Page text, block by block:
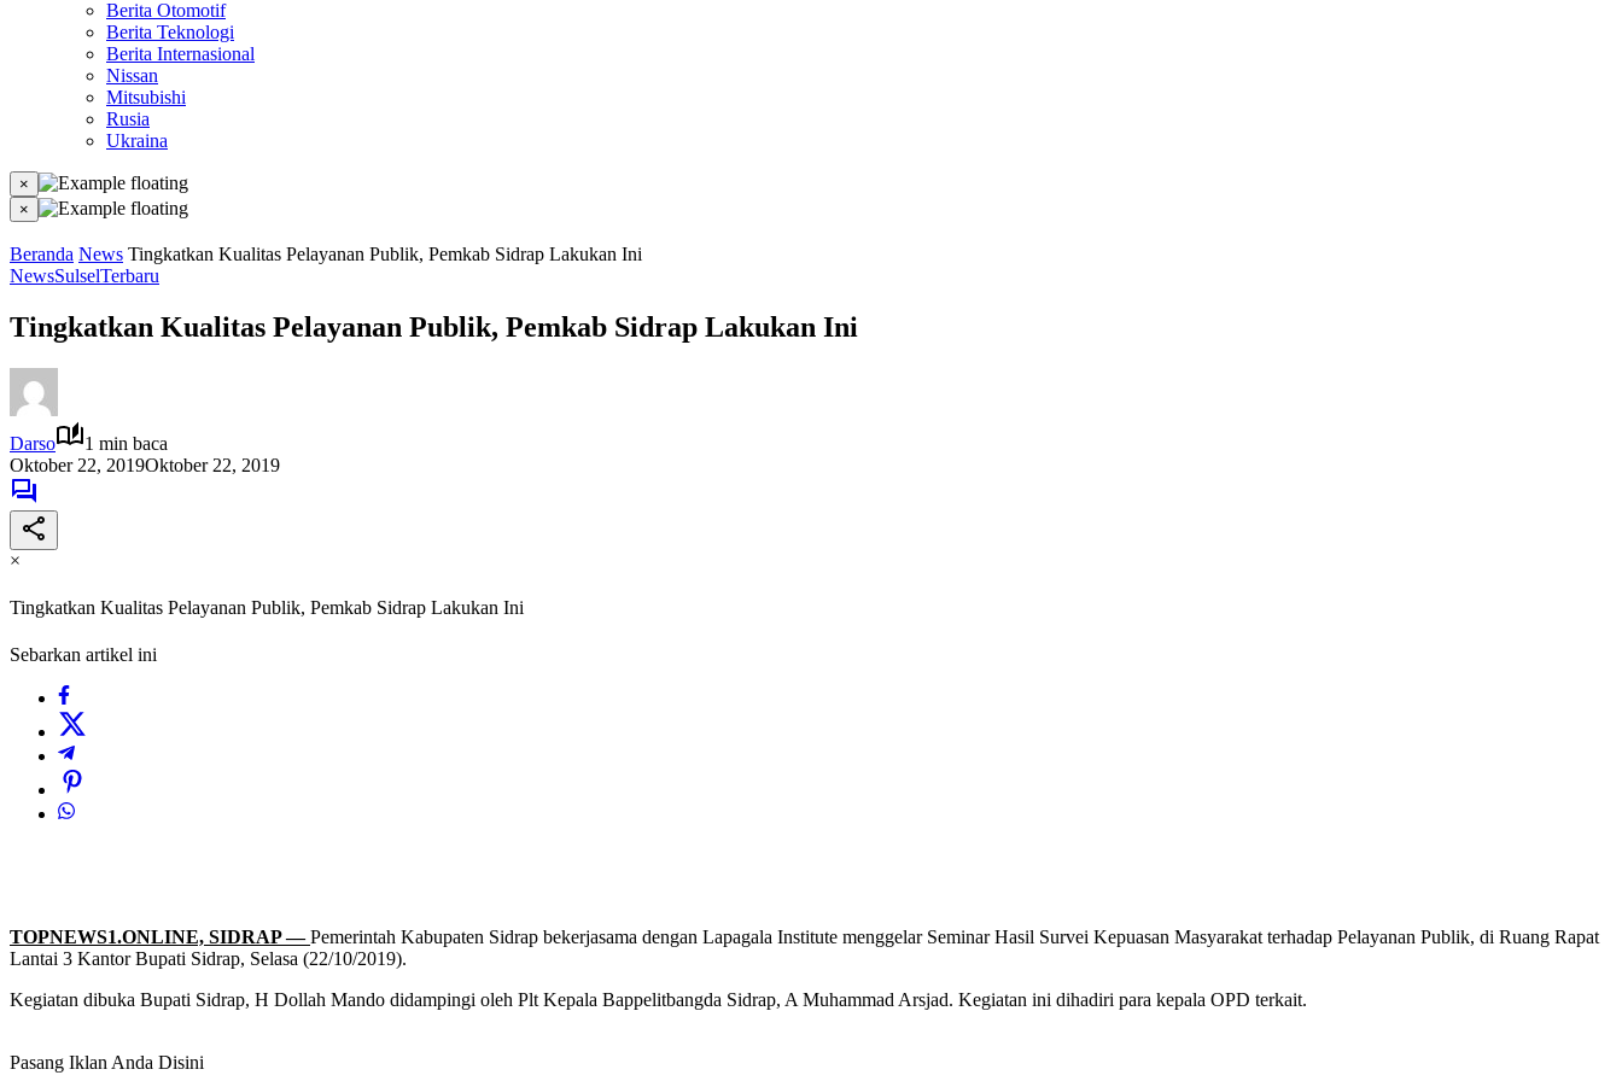
Berita Otomotif
Berita Teknologi
Berita Internasional
Nissan
Mitsubishi
Rusia
Ukraina
×
×
Beranda News Tingkatkan Kualitas Pelayanan Publik, Pemkab Sidrap Lakukan Ini
NewsSulselTerbaru
Tingkatkan Kualitas Pelayanan Publik, Pemkab Sidrap Lakukan Ini
Darso
1 min baca
Oktober 22, 2019Oktober 22, 2019
×
Tingkatkan Kualitas Pelayanan Publik, Pemkab Sidrap Lakukan Ini
Sebarkan artikel ini
TOPNEWS1.ONLINE, SIDRAP —Pemerintah Kabupaten Sidrap bekerjasama dengan Lapagala Institute menggelar Seminar Hasil Survei Kepuasan Masyarakat terhadap Pelayanan Publik, di Ruang Rapat
Lantai 3 Kantor Bupati Sidrap, Selasa (22/10/2019).
Kegiatan dibuka Bupati Sidrap, H Dollah Mando didampingi oleh Plt Kepala Bappelitbangda Sidrap, A Muhammad Arsjad. Kegiatan ini dihadiri para kepala OPD terkait.
Pasang Iklan Anda Disini